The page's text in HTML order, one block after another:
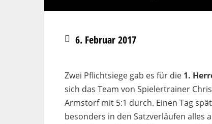
6. Februar 2017
Zwei Pflichtsiege gab es für die 1.
sich das Team von Spielertrainer
Armstorf mit 5:1 durch. Einen Tag
besonders in den Satzverläufen alles